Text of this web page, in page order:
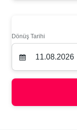
Dönüş Tarihi